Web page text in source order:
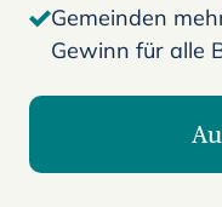
Gemeinden
Gewinn für alle